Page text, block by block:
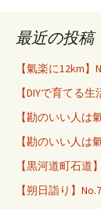
最近の投稿
【氣楽に12km】
【DIYで育てる
【勘のいい人は
【勘のいい人は
【黒河道町石道
【朔日詣り】